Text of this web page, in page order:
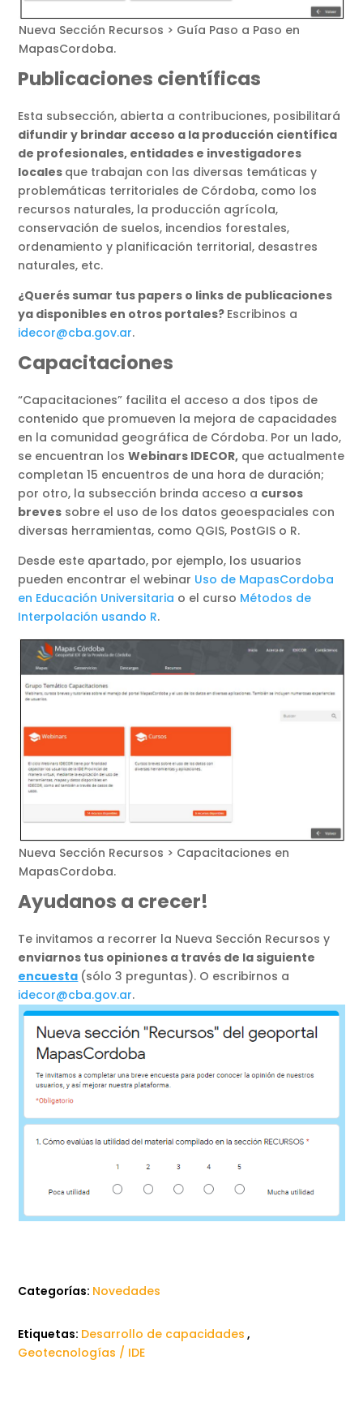
Nueva Sección Recursos > Guía Paso a Paso en
MapasCordoba.
Publicaciones científicas
Esta subsección, abierta a contribuciones, posibilitará
difundir y brindar acceso a la producción científica
de profesionales, entidades e investigadores
locales que trabajan con las diversas temáticas y
problemáticas territoriales de Córdoba, como los
recursos naturales, la producción agrícola,
conservación de suelos, incendios forestales,
ordenamiento y planificación territorial, desastres
naturales, etc.
¿Querés sumar tus papers o links de publicaciones
ya disponibles en otros portales? Escribinos a
idecor@cba.gov.ar.
Capacitaciones
“Capacitaciones” facilita el acceso a dos tipos de
contenido que promueven la mejora de capacidades
en la comunidad geográfica de Córdoba. Por un lado,
se encuentran losWebinars IDECOR, que actualmente
completan 15 encuentros de una hora de duración;
por otro, la subsección brinda acceso a cursos
breves sobre el uso de los datos geoespaciales con
diversas herramientas, como QGIS, PostGIS o R.
Desde este apartado, por ejemplo, los usuarios
pueden encontrar el webinar Uso de MapasCordoba
en Educación Universitaria o el curso Métodos de
Interpolación usando R.
Nueva Sección Recursos > Capacitaciones en
MapasCordoba.
Ayudanos a crecer!
Te invitamos a recorrer la Nueva Sección Recursos y
enviarnos tus opiniones a través de la siguiente
encuesta (sólo 3 preguntas). O escribirnos a
idecor@cba.gov.ar.
Categorías: Novedades
Etiquetas: Desarrollo de capacidades ,
Geotecnologías / IDE